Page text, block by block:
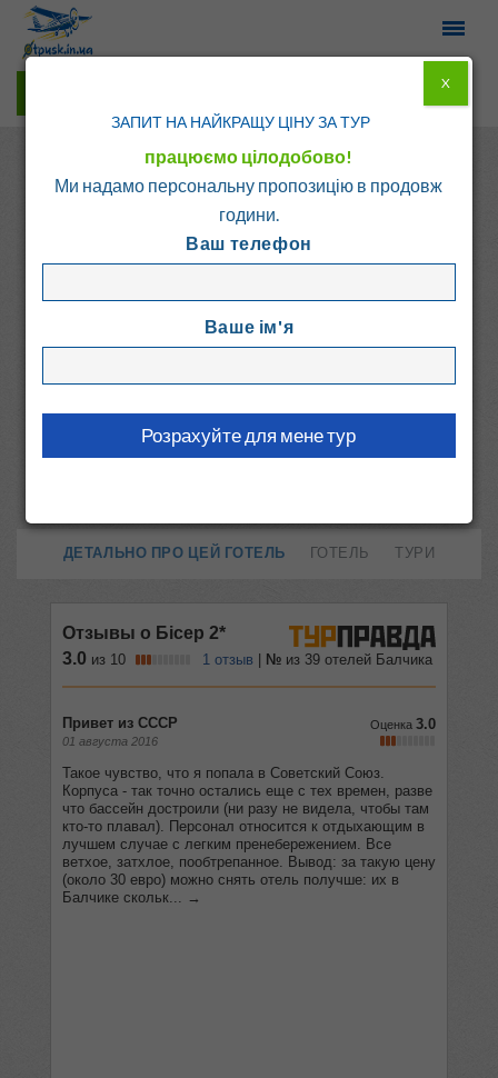
Болгарія Балчик
Болгарія, Балчик
ДЕТАЛЬНО ПРО ЦЕЙ ГОТЕЛЬ ГОТЕЛЬ ТУРИ
ЗАПИТ НА НАЙКРАЩУ ЦІНУ ЗА ТУР
працюємо цілодобово!
Ми надамо персональну пропозицію в продовж
години.
Ваш телефон
Ваше ім'я
X